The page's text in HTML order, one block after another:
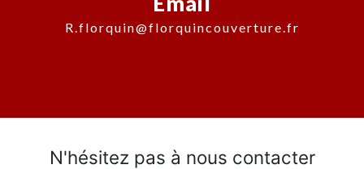
r.florquin@florquincouverture.fr
N'hésitez pas à nous contacter